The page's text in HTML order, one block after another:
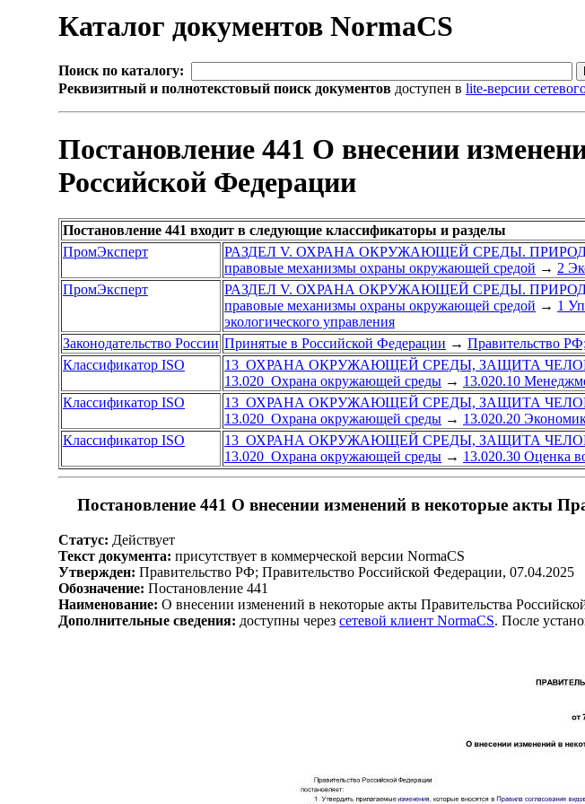
Каталог документов NormaCS
Поиск по каталогу:
Реквизитный и полнотекстовый поиск документов доступен в lite-версии
Постановление 441 О внесении
Российской Федерации
Постановление 441 входит в следующие классификаторы и разделы
ПромЭксперт
РАЗДЕЛ V. ОХРАНА ОКРУЖАЮЩЕЙ СРЕДЫ.
правовые механизмы охраны окружающей средой → 2
ПромЭксперт
РАЗДЕЛ V. ОХРАНА ОКРУЖАЮЩЕЙ СРЕДЫ.
правовые механизмы охраны окружающей средой → 1
экологического управления
Законодательство России Принятые в Российской Федерации → Правительство
Классификатор ISO
13 ОХРАНА ОКРУЖАЮЩЕЙ СРЕДЫ, ЗАЩИТА
13.020 Охрана окружающей среды → 13.020.10
Классификатор ISO
13 ОХРАНА ОКРУЖАЮЩЕЙ СРЕДЫ, ЗАЩИТА
13.020 Охрана окружающей среды → 13.020.20
Классификатор ISO
13 ОХРАНА ОКРУЖАЮЩЕЙ СРЕДЫ, ЗАЩИТА
13.020 Охрана окружающей среды → 13.020.30 Оценка
Постановление 441 О внесении изменений в некоторые акты
Статус: Действует
Текст документа: присутствует в коммерческой версии NormaCS
Утвержден: Правительство РФ; Правительство Российской Федерации, 07.04.2025
Обозначение: Постановление 441
Наименование: О внесении изменений в некоторые акты Правительства
Дополнительные сведения: доступны через сетевой клиент NormaCS. После